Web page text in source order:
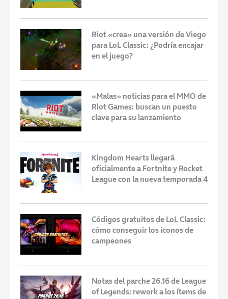
Riot «crea» una versión de Viego
para LoL Classic: ¿Podría encajar
en el juego?
«Malas» noticias para el MMO de
Riot Games: buscan un puesto
clave para su lanzamiento
Kingdom Hearts llegará
oficialmente a Fortnite y Rocket
League con la nueva temporada 4
Códigos gratuitos de LoL Classic:
cómo conseguir los iconos de
campeones
Notas del parche 26.16 de League
of Legends: rework a los ítems de